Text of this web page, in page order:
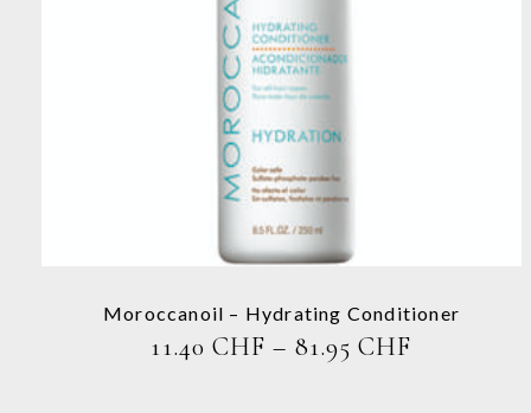
Dieses
Produkt
weist
mehrere
Varianten
auf.
Die
Optionen
können
auf
Produktseite
gewählt
werden
Moroccanoil – Hydrating Conditioner
11.40CHF – 81.95CHF